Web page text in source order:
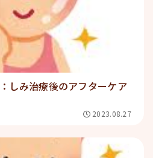
しみ治療後のアフターケア
2023.08.27